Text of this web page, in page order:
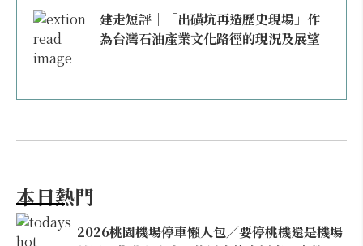
建走短評｜「出磺坑再造歷史現場」作
為台灣石油產業文化路徑的現況及展望
本日熱門
2026桃園機場停車懶人包／要停桃機還是機場